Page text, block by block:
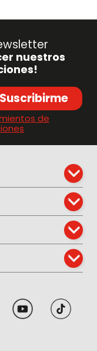
nuestros
Suscribirme
de